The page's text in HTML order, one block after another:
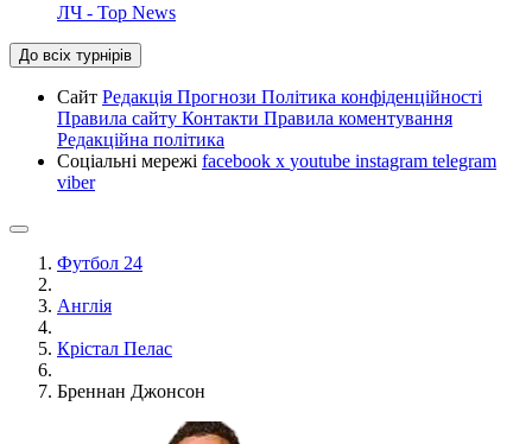
ЛЧ - Top News
До всіх турнірів
Сайт Редакція Прогнози Політика конфіденційності
Правила сайту Контакти Правила коментування
Редакційна політика
Соціальні мережі facebook x youtube instagram telegram
viber
Футбол 24
Англія
Крістал Пелас
Бреннан Джонсон